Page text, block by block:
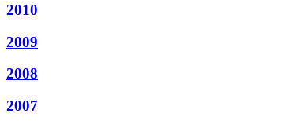
2010
2009
2008
2007